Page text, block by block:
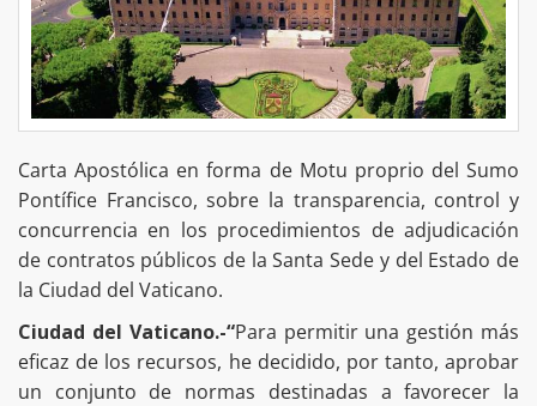
Carta Apostólica en forma de Motu proprio del Sumo
Pontífice Francisco, sobre la transparencia, control y
concurrencia en los procedimientos de adjudicación
de contratos públicos de la Santa Sede y del Estado de
la Ciudad del Vaticano.
Ciudad del Vaticano.-“Para permitir una gestión más
eficaz de los recursos, he decidido, por tanto, aprobar
un conjunto de normas destinadas a favorecer la